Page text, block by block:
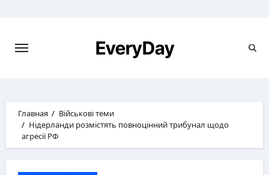
EveryDay
Главная
Військові теми
Нідерланди розмістять повноцінний трибунал щодо
агресії РФ